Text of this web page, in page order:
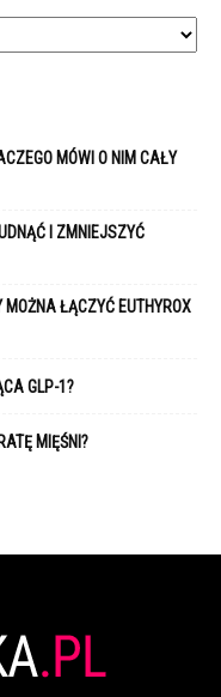
MÓWI O NIM CAŁY
I ZMNIEJSZYĆ
ŁĄCZYĆ EUTHYROX
GLP-1?
MIĘŚNI?